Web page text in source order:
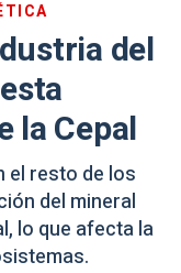
del
la Cepal
el resto de los
del mineral
lo que afecta la